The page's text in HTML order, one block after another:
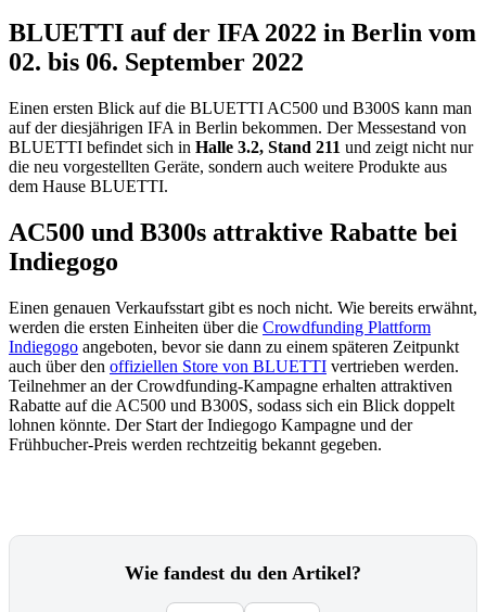
BLUETTI auf der IFA 2022 in Berlin vom
02. bis 06. September 2022
Einen ersten Blick auf die BLUETTI AC500 und B300S kann man
auf der diesjährigen IFA in Berlin bekommen. Der Messestand von
BLUETTI befindet sich in Halle 3.2, Stand 211 und zeigt nicht nur
die neu vorgestellten Geräte, sondern auch weitere Produkte aus
dem Hause BLUETTI.
AC500 und B300s attraktive Rabatte bei
Indiegogo
Einen genauen Verkaufsstart gibt es noch nicht. Wie bereits erwähnt,
werden die ersten Einheiten über die Crowdfunding Plattform
Indiegogo angeboten, bevor sie dann zu einem späteren Zeitpunkt
auch über den offiziellen Store von BLUETTI vertrieben werden.
Teilnehmer an der Crowdfunding-Kampagne erhalten attraktiven
Rabatte auf die AC500 und B300S, sodass sich ein Blick doppelt
lohnen könnte. Der Start der Indiegogo Kampagne und der
Frühbucher-Preis werden rechtzeitig bekannt gegeben.
Wie fandest du den Artikel?